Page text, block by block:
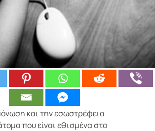
και την εσωστρέφεια
που είναι εθισμένα στο